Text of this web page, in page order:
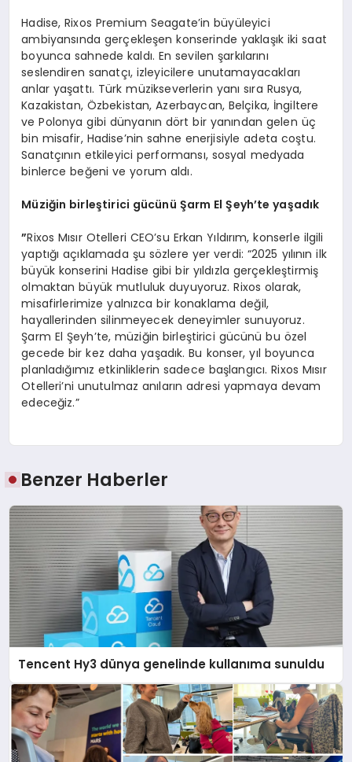
Hadise, Rixos Premium Seagate’in büyüleyici
ambiyansında gerçekleşen konserinde yaklaşık iki saat
boyunca sahnede kaldı. En sevilen şarkılarını
seslendiren sanatçı, izleyicilere unutamayacakları
anlar yaşattı. Türk müzikseverlerin yanı sıra Rusya,
Kazakistan, Özbekistan, Azerbaycan, Belçika, İngiltere
ve Polonya gibi dünyanın dört bir yanından gelen üç
bin misafir, Hadise’nin sahne enerjisiyle adeta coştu.
Sanatçının etkileyici performansı, sosyal medyada
binlerce beğeni ve yorum aldı.
Müziğin birleştirici gücünü Şarm ElŞeyh’te yaşadık
”Rixos Mısır Otelleri CEO’su Erkan Yıldırım, konserle ilgili
yaptığı açıklamada şu sözlere yer verdi: “2025 yılının ilk
büyük konserini Hadise gibi bir yıldızla gerçekleştirmiş
olmaktan büyük mutluluk duyuyoruz. Rixos olarak,
misafirlerimize yalnızca bir konaklama değil,
hayallerinden silinmeyecek deneyimler sunuyoruz.
Şarm El Şeyh’te, müziğin birleştirici gücünü bu özel
gecede bir kez daha yaşadık. Bu konser, yıl boyunca
planladığımız etkinliklerin sadece başlangıcı. Rixos Mısır
Otelleri’ni unutulmaz anıların adresi yapmaya devam
edeceğiz.”
Benzer Haberler
Tencent Hy3 dünya genelinde kullanıma sunuldu